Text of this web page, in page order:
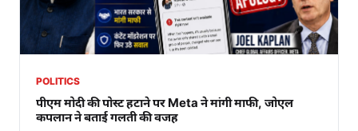
POLITICS
पीएम मोदी की पोस्ट हटाने पर Meta ने मांगी माफी, जोएल
कपलान ने बताई गलती की वजह